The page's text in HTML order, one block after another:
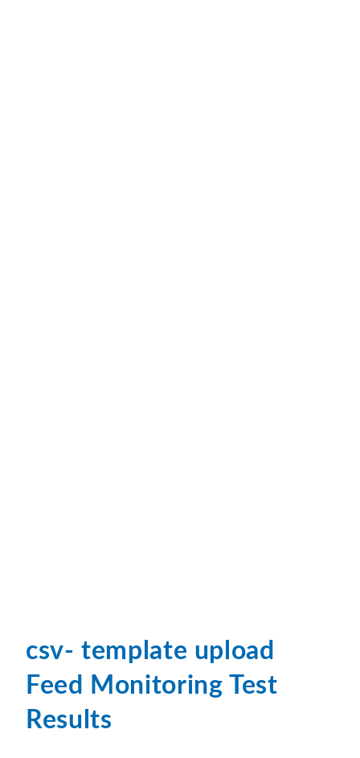
csv- template upload
Feed Monitoring Test
Results